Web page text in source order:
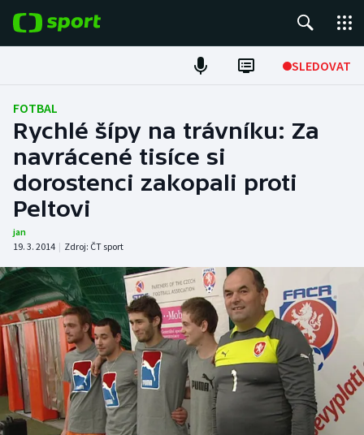
SLEDOVAT
Fotbal
Hokej
Tenis
Atletika
DALŠÍ SPORTY
Americký fotbal
Baseball a softbal
Basketbal
NEPŘEHLÉDNĚTE
Soutěže
Historické návraty
FOTBAL
Rychlé šípy na trávníku: Za
navrácené tisíce si
dorostenci zakopali proti
Peltovi
jan
19. 3. 2014 | Zdroj: ČT sport